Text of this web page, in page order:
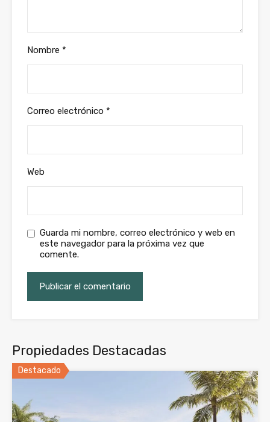
Nombre *
Correo electrónico *
Web
Guarda mi nombre, correo electrónico y web en
este navegador para la próxima vez que
comente.
Propiedades Destacadas
Destacado